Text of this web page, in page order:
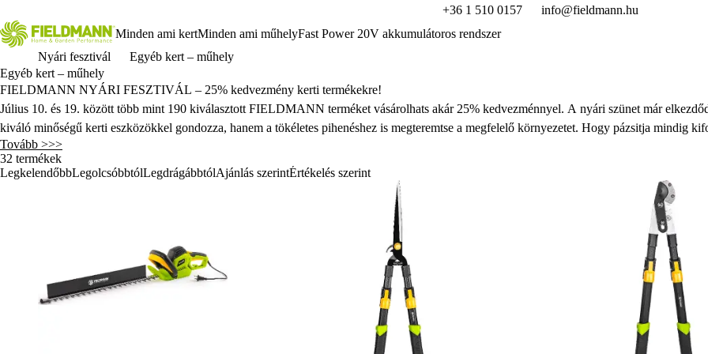
+36 1 510 0157 info@fieldmann.hu
Minden ami kertMinden ami műhelyFast Power 20V akkumulátoros rendszer
Nyári fesztivál
Egyéb kert – műhely
Egyéb kert – műhely
FIELDMANN NYÁRI FESZTIVÁL – 25% kedvezmény kerti termékekre!
Július 10. és 19. között több mint 190 kiválasztott FIELDMANN terméket vásárolhats akár 25% kedvezménnyel. A nyári szünet már
kiváló minőségű kerti eszközökkel gondozza, hanem a tökéletes pihenéshez is megteremtse a megfelelő környezetet. Hogy pázsitja mindig
legyen szó csendes elektromos, nagy teljesítményű benzines vagy modern, vezeték nélküli akkumulátoros modellekről. Ha pedig a
hosszú nyári estékhez, használja ki kerti bútorainkra, napernyőinkre és faszenes grilleinkre vonatkozó kedvezményes ajánlatainkat. De ez
nélkülözhetetlen gépet talál, amelyek megkönnyítik a munkát. Választhat láncfűrészek, nagy teljesítményű bozótvágók, sövénynyírók közül.
kuponkódot a kosárban, és a kijelölt termékekre a –
automatikusan
Tovább >>>
32 termékek
LegkelendőbbLegolcsóbbtólLegdrágábbtólAjánlás szerintÉrtékelés szerint